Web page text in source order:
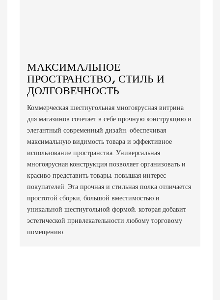
МАКСИМАЛЬНОЕ
ПРОСТРАНСТВО, СТИЛЬ И
ДОЛГОВЕЧНОСТЬ
Коммерческая шестиугольная многоярусная витрина
для магазинов сочетает в себе прочную конструкцию и
элегантный современный дизайн, обеспечивая
максимальную видимость товара и эффективное
использование пространства. Универсальная
многоярусная конструкция позволяет организовать и
красиво представить товары, повышая интерес
покупателей. Эта прочная и стильная полка отличается
простотой сборки, большой вместимостью и
уникальной шестиугольной формой, которая добавит
эстетической привлекательности любому торговому
помещению.